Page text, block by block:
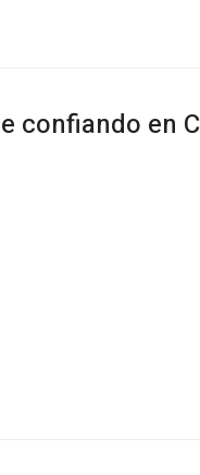
confiando en